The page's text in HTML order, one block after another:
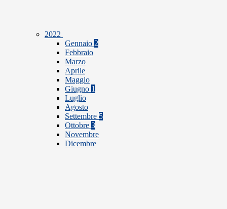
2022
Gennaio 2
Febbraio
Marzo
Aprile
Maggio
Giugno 1
Luglio
Agosto
Settembre 5
Ottobre 3
Novembre
Dicembre